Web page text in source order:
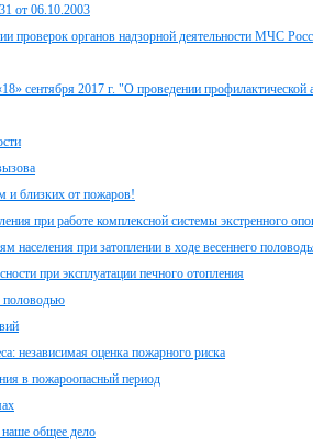
от 06.10.2003
проверок органов надзорной деятельности МЧС
сентября 2017 г. "О проведении профилактической
и близких от пожаров!
при работе комплексной системы экстренного
при затоплении в ходе весеннего
при эксплуатации печного отопления
половодью
независимая оценка пожарного риска
в пожароопасный период
общее дело